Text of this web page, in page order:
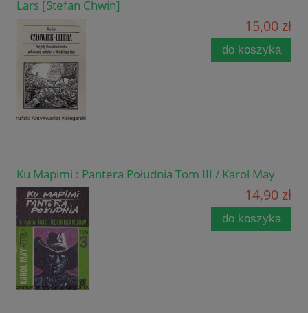
Lars [Stefan Chwin]
15,00 zł
do koszyka
Ku Mapimi : Pantera Południa Tom III / Karol May
14,90 zł
do koszyka